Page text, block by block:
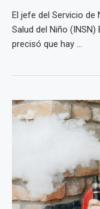
El jefe del Servicio
Salud del Niño
precisó que hay ...